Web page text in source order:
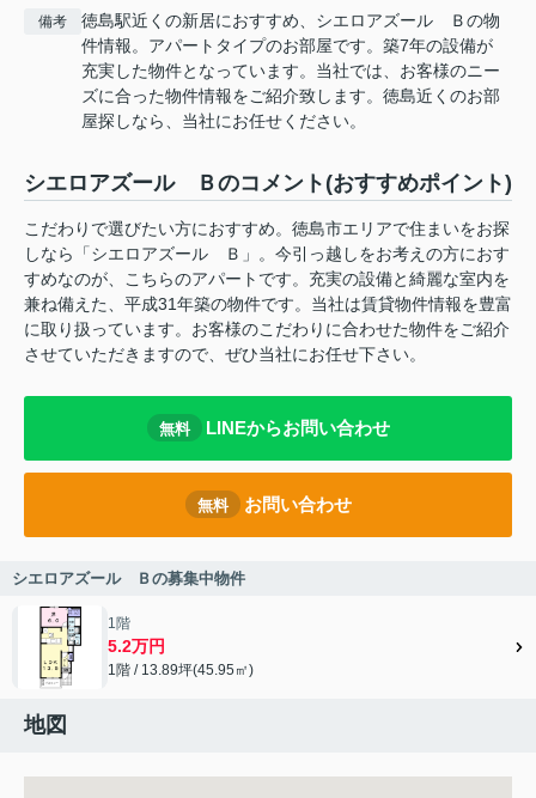
備考
徳島駅近くの新居におすすめ、シエロアズール Ｂの物
件情報。アパートタイプのお部屋です。築7年の設備が
充実した物件となっています。当社では、お客様のニー
ズに合った物件情報をご紹介致します。徳島近くのお部
屋探しなら、当社にお任せください。
シエロアズール Ｂのコメント(おすすめポイント)
こだわりで選びたい方におすすめ。徳島市エリアで住まいをお探
しなら「シエロアズール Ｂ」。今引っ越しをお考えの方におす
すめなのが、こちらのアパートです。充実の設備と綺麗な室内を
兼ね備えた、平成31年築の物件です。当社は賃貸物件情報を豊富
に取り扱っています。お客様のこだわりに合わせた物件をご紹介
させていただきますので、ぜひ当社にお任せ下さい。
無料 LINEからお問い合わせ
無料 お問い合わせ
シエロアズール Ｂの募集中物件
1階
5.2万円
1階 / 13.89坪(45.95㎡)
地図